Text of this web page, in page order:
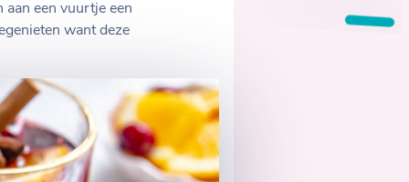
een vuurtje een
want deze